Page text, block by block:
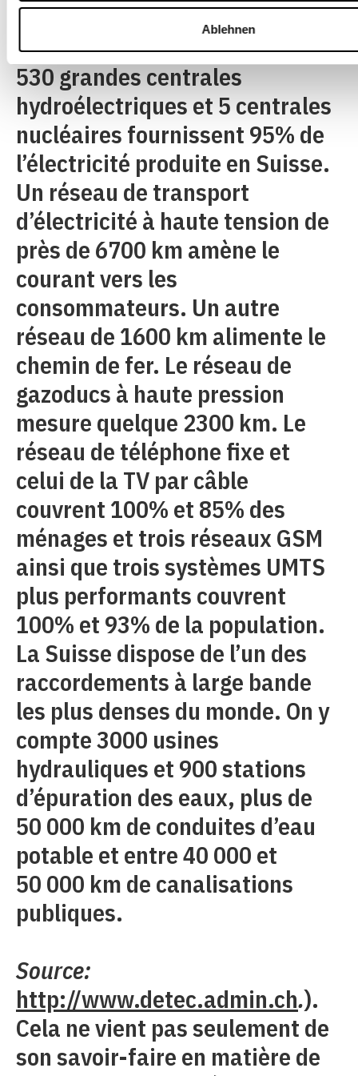
Ablehnen
Genève et Zurich) et 11
aérodromes régionaux. Plus de
530 grandes centrales
hydroélectriques et 5 centrales
nucléaires fournissent 95% de
l’électricité produite en Suisse.
Un réseau de transport
d’électricité à haute tension de
près de 6700 km amène le
courant vers les
consommateurs. Un autre
réseau de 1600 km alimente le
chemin de fer. Le réseau de
gazoducs à haute pression
mesure quelque 2300 km. Le
réseau de téléphone fixe et
celui de la TV par câble
couvrent 100% et 85% des
ménages et trois réseaux GSM
ainsi que trois systèmes UMTS
plus performants couvrent
100% et 93% de la population.
La Suisse dispose de l’un des
raccordements à large bande
les plus denses du monde. On y
compte 3000 usines
hydrauliques et 900 stations
d’épuration des eaux, plus de
50 000 km de conduites d’eau
potable et entre 40 000 et
50 000 km de canalisations
publiques.
Source:
http://www.detec.admin.ch.).
Cela ne vient pas seulement de
son savoir-faire en matière de